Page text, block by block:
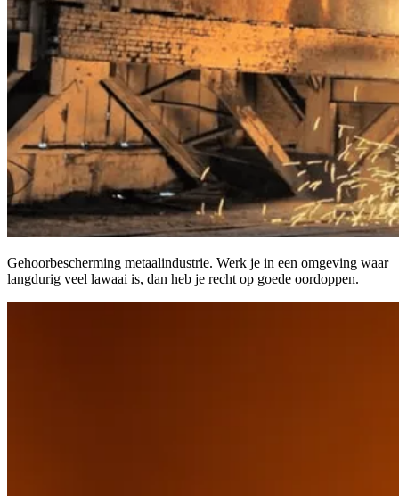
Gehoorbescherming metaalindustrie. Werk je in een omgeving waar
langdurig veel lawaai is, dan heb je recht op goede oordoppen.